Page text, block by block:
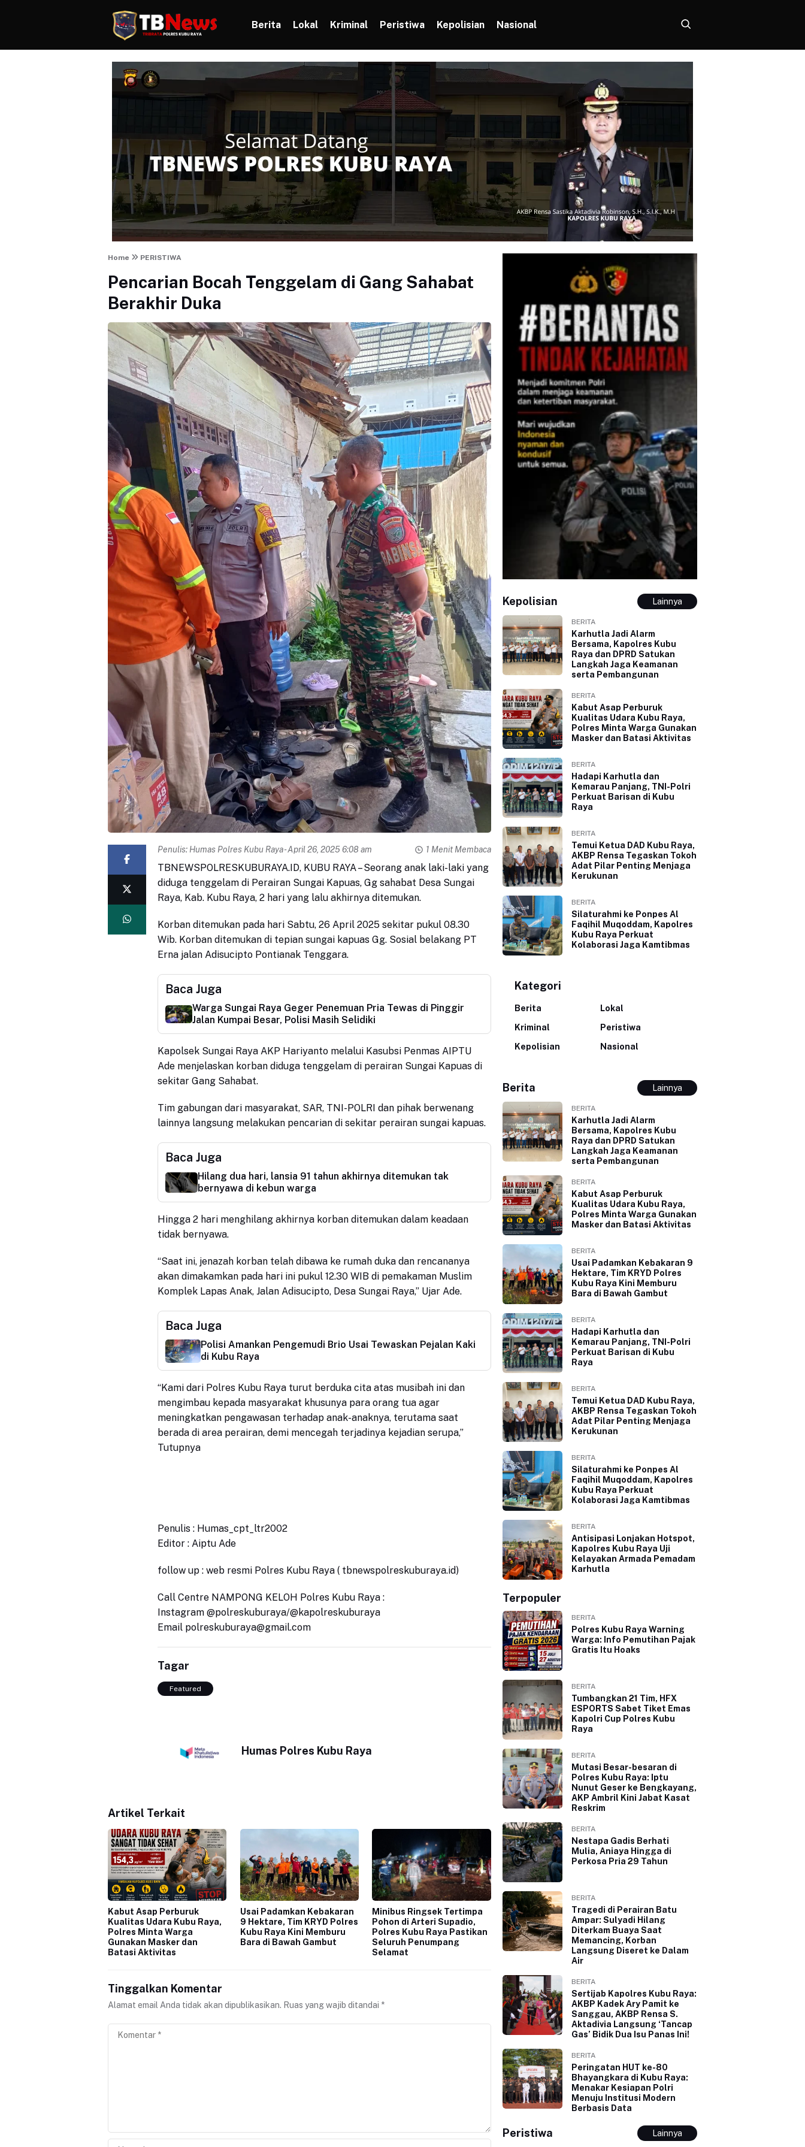
Berita Lokal Kriminal Peristiwa Kepolisian Nasional
Home PERISTIWA
Pencarian Bocah Tenggelam di Gang Sahabat
Berakhir Duka
Penulis: Humas Polres Kubu Raya- April 26, 2025 6:08 am 1 Menit Membaca
TBNEWSPOLRESKUBURAYA.ID, KUBU RAYA – Seorang anak laki-laki yang
diduga tenggelam di Perairan Sungai Kapuas, Gg sahabat Desa Sungai
Raya, Kab. Kubu Raya, 2 hari yang lalu akhirnya ditemukan.
Korban ditemukan pada hari Sabtu, 26 April 2025 sekitar pukul 08.30
Wib. Korban ditemukan di tepian sungai kapuas Gg. Sosial belakang PT
Erna jalan Adisucipto Pontianak Tenggara.
Baca Juga
Warga Sungai Raya Geger Penemuan Pria Tewas di Pinggir
Jalan Kumpai Besar, Polisi Masih Selidiki
Kapolsek Sungai Raya AKP Hariyanto melalui Kasubsi Penmas AIPTU
Ade menjelaskan korban diduga tenggelam di perairan Sungai Kapuas di
sekitar Gang Sahabat.
Tim gabungan dari masyarakat, SAR, TNI-POLRI dan pihak berwenang
lainnya langsung melakukan pencarian di sekitar perairan sungai kapuas.
Baca Juga
Hilang dua hari, lansia 91 tahun akhirnya ditemukan tak
bernyawa di kebun warga
Hingga 2 hari menghilang akhirnya korban ditemukan dalam keadaan
tidak bernyawa.
“Saat ini, jenazah korban telah dibawa ke rumah duka dan rencananya
akan dimakamkan pada hari ini pukul 12.30 WIB di pemakaman Muslim
Komplek Lapas Anak, Jalan Adisucipto, Desa Sungai Raya,” Ujar Ade.
Baca Juga
Polisi Amankan Pengemudi Brio Usai Tewaskan Pejalan Kaki
di Kubu Raya
“Kami dari Polres Kubu Raya turut berduka cita atas musibah ini dan
mengimbau kepada masyarakat khusunya para orang tua agar
meningkatkan pengawasan terhadap anak-anaknya, terutama saat
berada di area perairan, demi mencegah terjadinya kejadian serupa,”
Tutupnya
Penulis : Humas_cpt_ltr2002
Editor : Aiptu Ade
follow up : web resmi Polres Kubu Raya ( tbnewspolreskuburaya.id)
Call Centre NAMPONG KELOH Polres Kubu Raya :
Instagram @polreskuburaya/@kapolreskuburaya
Email polreskuburaya@gmail.com
Tagar
Featured
Humas Polres Kubu Raya
Artikel Terkait
Kabut Asap Perburuk
Kualitas Udara Kubu Raya,
Polres Minta Warga
Gunakan Masker dan
Batasi Aktivitas
Usai Padamkan Kebakaran
9 Hektare, Tim KRYD Polres
Kubu Raya Kini Memburu
Bara di Bawah Gambut
Minibus Ringsek Tertimpa
Pohon di Arteri Supadio,
Polres Kubu Raya Pastikan
Seluruh Penumpang
Selamat
Tinggalkan Komentar
Alamat email Anda tidak akan dipublikasikan. Ruas yang wajib ditandai *
Kepolisian Lainnya
BERITA
Karhutla Jadi Alarm
Bersama, Kapolres Kubu
Raya dan DPRD Satukan
Langkah Jaga Keamanan
serta Pembangunan
BERITA
Kabut Asap Perburuk
Kualitas Udara Kubu Raya,
Polres Minta Warga Gunakan
Masker dan Batasi Aktivitas
BERITA
Hadapi Karhutla dan
Kemarau Panjang, TNI-Polri
Perkuat Barisan di Kubu
Raya
BERITA
Temui Ketua DAD Kubu Raya,
AKBP Rensa Tegaskan Tokoh
Adat Pilar Penting Menjaga
Kerukunan
BERITA
Silaturahmi ke Ponpes Al
Faqihil Muqoddam, Kapolres
Kubu Raya Perkuat
Kolaborasi Jaga Kamtibmas
Kategori
Berita
Lokal
Kriminal
Peristiwa
Kepolisian
Nasional
Berita Lainnya
BERITA
Karhutla Jadi Alarm
Bersama, Kapolres Kubu
Raya dan DPRD Satukan
Langkah Jaga Keamanan
serta Pembangunan
BERITA
Kabut Asap Perburuk
Kualitas Udara Kubu Raya,
Polres Minta Warga Gunakan
Masker dan Batasi Aktivitas
BERITA
Usai Padamkan Kebakaran 9
Hektare, Tim KRYD Polres
Kubu Raya Kini Memburu
Bara di Bawah Gambut
BERITA
Hadapi Karhutla dan
Kemarau Panjang, TNI-Polri
Perkuat Barisan di Kubu
Raya
BERITA
Temui Ketua DAD Kubu Raya,
AKBP Rensa Tegaskan Tokoh
Adat Pilar Penting Menjaga
Kerukunan
BERITA
Silaturahmi ke Ponpes Al
Faqihil Muqoddam, Kapolres
Kubu Raya Perkuat
Kolaborasi Jaga Kamtibmas
BERITA
Antisipasi Lonjakan Hotspot,
Kapolres Kubu Raya Uji
Kelayakan Armada Pemadam
Karhutla
Terpopuler
BERITA
Polres Kubu Raya Warning
Warga: Info Pemutihan Pajak
Gratis Itu Hoaks
BERITA
Tumbangkan 21 Tim, HFX
ESPORTS Sabet Tiket Emas
Kapolri Cup Polres Kubu
Raya
BERITA
Mutasi Besar-besaran di
Polres Kubu Raya: Iptu
Nunut Geser ke Bengkayang,
AKP Ambril Kini Jabat Kasat
Reskrim
BERITA
Nestapa Gadis Berhati
Mulia, Aniaya Hingga di
Perkosa Pria 29 Tahun
BERITA
Tragedi di Perairan Batu
Ampar: Sulyadi Hilang
Diterkam Buaya Saat
Memancing, Korban
Langsung Diseret ke Dalam
Air
BERITA
Sertijab Kapolres Kubu Raya:
AKBP Kadek Ary Pamit ke
Sanggau, AKBP Rensa S.
Aktadivia Langsung ‘Tancap
Gas’ Bidik Dua Isu Panas Ini!
BERITA
Peringatan HUT ke-80
Bhayangkara di Kubu Raya:
Menakar Kesiapan Polri
Menuju Institusi Modern
Berbasis Data
Peristiwa Lainnya